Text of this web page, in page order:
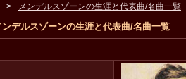
メンデルスゾーンの生涯と代表曲/名曲一覧
ンデルスゾーンの生涯と代表曲/名曲一覧